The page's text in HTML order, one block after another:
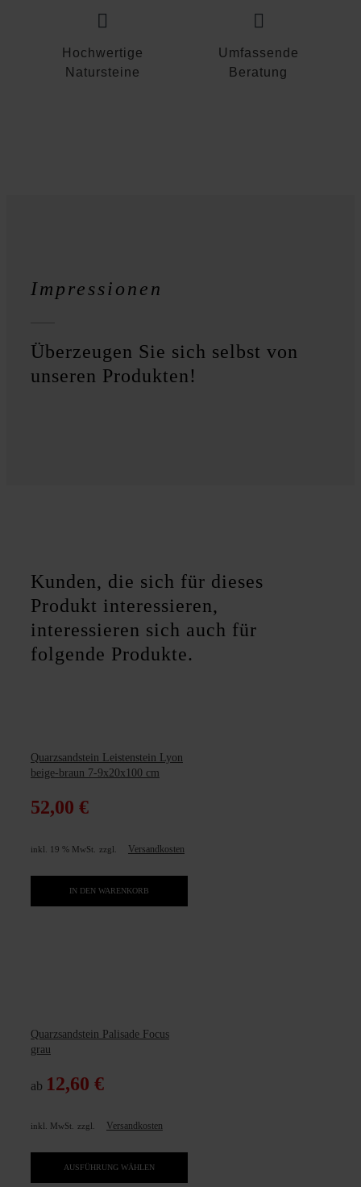
Hochwertige
Natursteine
Umfassende
Beratung
Impressionen
Überzeugen Sie sich selbst von
unseren Produkten!
Kunden, die sich für dieses
Produkt interessieren,
interessieren sich auch für
folgende Produkte.
Quarzsandstein Leistenstein Lyon
beige-braun 7-9x20x100 cm
52,00 €
inkl. 19 % MwSt. zzgl. Versandkosten
IN DEN WARENKORB
Quarzsandstein Palisade Focus
grau
ab 12,60 €
inkl. MwSt. zzgl. Versandkosten
AUSFÜHRUNG WÄHLEN